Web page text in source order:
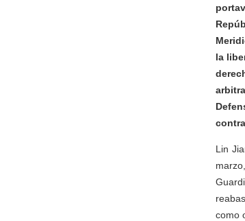
la
Lin
como